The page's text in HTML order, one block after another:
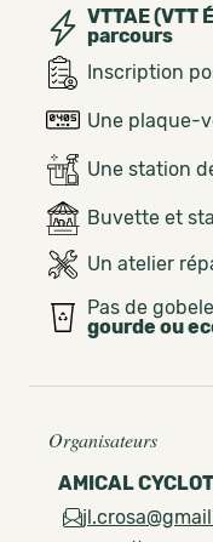
VTTAE
parcours
Inscription
Une plaque-
Une station
Buvette et
Un atelier
Pas de
gourde ou
Organisateurs
AMICAL